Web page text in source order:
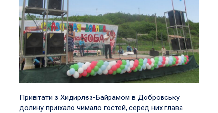
Привітати з Хидирлєз-Байрамом в Добровську
долину приїхало чимало гостей, серед них глава